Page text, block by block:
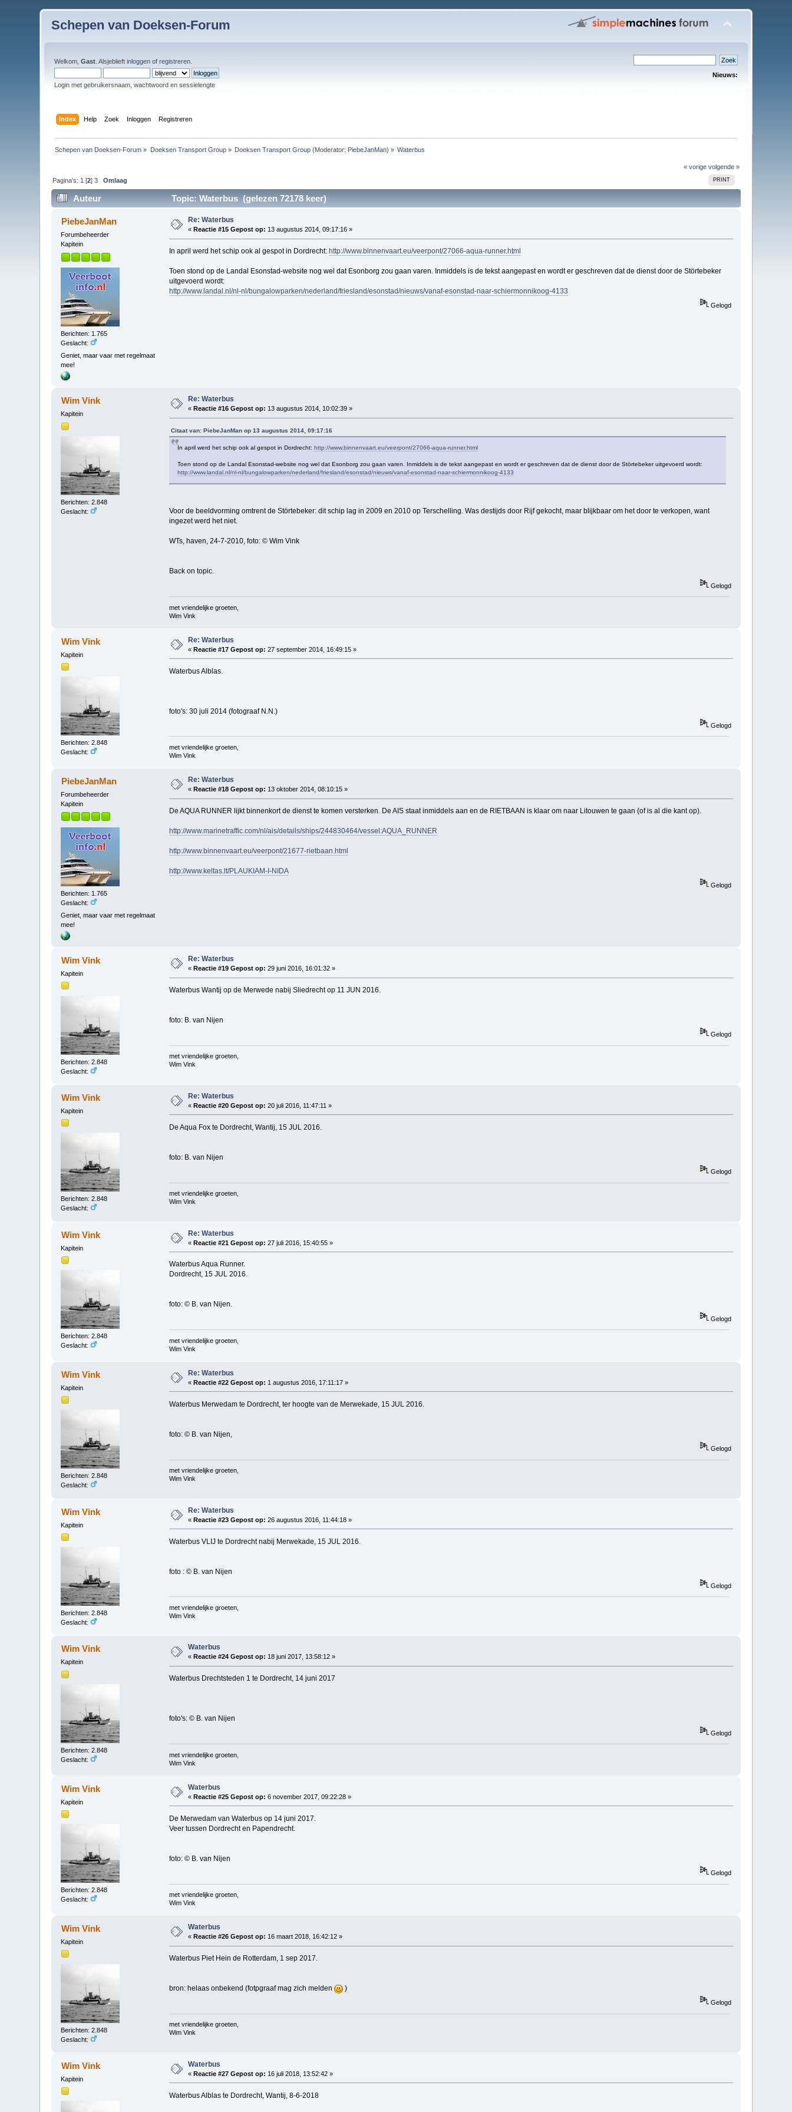
Schepen van Doeksen-Forum
Welkom,Gast . Alsjeblieftinloggen ofregistreren
Login met gebruikersnaam, wachtwoord en sessielengte
Nieuws:
Index Help Zoek Inloggen Registreren
Schepen van Doeksen-Forum » Doeksen Transport Group» Doeksen Transport Group (Moderator: PiebeJanMan) » Waterbus
« vorige volgende »
PRINT
Pagina's: 1 [2]3 Omlaag
Auteur Topic: Waterbus (gelezen 72178 keer)
PiebeJanMan
Forumbeheerder
Kapitein
Berichten: 1.765
Geslacht:
Geniet, maar vaar met regelmaat
mee!
Re: Waterbus
« Reactie #15 Gepost op: 13 augustus 2014, 09:17:16 »
In april werd het schip ook al gespot in Dordrecht: http://www.binnenvaart.eu/veerpont/27066-aqua-runner.html
Toen stond op de Landal Esonstad-website nog wel dat Esonborg zou gaan varen. Inmiddels is de tekst aangepast en wordt er geschreven dat de dienst door de Störtebeker
uitgevoerd wordt:
http://www.landal.nl/nl-nl/bungalowparken/nederland/friesland/esonstad/nieuws/vanaf-esonstad-naar-schiermonnikoog-4133
Gelogd
Wim Vink
Kapitein
Berichten: 2.848
Geslacht:
Re: Waterbus
« Reactie #16 Gepost op: 13 augustus 2014, 10:02:39 »
Citaat van: PiebeJanMan op 13 augustus 2014, 09:17:16
In april werd het schip ook al gespot in Dordrecht: http://www.binnenvaart.eu/veerpont/27066-aqua-runner.html
Toen stond op de Landal Esonstad-website nog wel dat Esonborg zou gaan varen. Inmiddels is de tekst aangepast en wordt er geschreven dat de dienst door de Störtebeker uitgevoerd wordt:
http://www.landal.nl/nl-nl/bungalowparken/nederland/friesland/esonstad/nieuws/vanaf-esonstad-naar-schiermonnikoog-4133
Voor de beeldvorming omtrent de Störtebeker: dit schip lag in 2009 en 2010 op Terschelling. Was destijds door Rijf gekocht, maar blijkbaar om het door te verkopen, want
ingezet werd het niet.
WTs, haven, 24-7-2010, foto: © Wim Vink
Back on topic.
Gelogd
met vriendelijke groeten,
Wim Vink
Wim Vink
Kapitein
Berichten: 2.848
Geslacht:
Re: Waterbus
«Reactie #17 Gepost op: 27 september 2014, 16:49:15 »
Waterbus Alblas.
foto's: 30 juli 2014 (fotograaf N.N.)
Gelogd
met vriendelijke groeten,
Wim Vink
PiebeJanMan
Forumbeheerder
Kapitein
Berichten: 1.765
Geslacht:
Geniet, maar vaar met regelmaat
mee!
Re: Waterbus
«Reactie #18 Gepost op: 13 oktober 2014, 08:10:15 »
De AQUA RUNNER lijkt binnenkort de dienst te komen versterken. De AIS staat inmiddels aan en de RIETBAAN is klaar om naar Litouwen te gaan (of is al die kant op).
http://www.marinetraffic.com/nl/ais/details/ships/244830464/vessel:AQUA_RUNNER
http://www.binnenvaart.eu/veerpont/21677-rietbaan.html
http://www.keltas.lt/PLAUKIAM-I-NIDA
Gelogd
Wim Vink
Kapitein
Berichten: 2.848
Geslacht:
Re: Waterbus
«Reactie #19 Gepost op: 29 juni 2016, 16:01:32 »
Waterbus Wantij op de Merwede nabij Sliedrecht op 11 JUN 2016.
foto: B. van Nijen
Gelogd
met vriendelijke groeten,
Wim Vink
Wim Vink
Kapitein
Berichten: 2.848
Geslacht:
Re: Waterbus
«Reactie #20 Gepost op: 20 juli 2016, 11:47:11 »
De Aqua Fox te Dordrecht, Wantij, 15 JUL 2016.
foto: B. van Nijen
Gelogd
met vriendelijke groeten,
Wim Vink
Wim Vink
Kapitein
Berichten: 2.848
Geslacht:
Re: Waterbus
«Reactie #21 Gepost op: 27 juli 2016, 15:40:55 »
Waterbus Aqua Runner.
Dordrecht, 15 JUL 2016.
foto: © B. van Nijen.
Gelogd
met vriendelijke groeten,
Wim Vink
Wim Vink
Kapitein
Berichten: 2.848
Geslacht:
Re: Waterbus
«Reactie #22 Gepost op: 1 augustus 2016, 17:11:17 »
Waterbus Merwedam te Dordrecht, ter hoogte van de Merwekade, 15 JUL 2016.
foto: © B. van Nijen,
Gelogd
met vriendelijke groeten,
Wim Vink
Wim Vink
Kapitein
Berichten: 2.848
Geslacht:
Re: Waterbus
«Reactie #23 Gepost op: 26 augustus 2016, 11:44:18 »
Waterbus VLIJ te Dordrecht nabij Merwekade, 15 JUL 2016.
foto : © B. van Nijen
Gelogd
met vriendelijke groeten,
Wim Vink
Wim Vink
Kapitein
Berichten: 2.848
Geslacht:
Waterbus
« Reactie #24 Gepost op: 18 juni 2017, 13:58:12 »
Waterbus Drechtsteden 1 te Dordrecht, 14 juni 2017
foto's: © B. van Nijen
Gelogd
met vriendelijke groeten,
Wim Vink
Wim Vink
Kapitein
Berichten: 2.848
Geslacht:
Waterbus
«Reactie #25 Gepost op: 6 november 2017, 09:22:28 »
De Merwedam van Waterbus op 14 juni 2017.
Veer tussen Dordrecht en Papendrecht.
foto: © B. van Nijen
Gelogd
met vriendelijke groeten,
Wim Vink
Wim Vink
Kapitein
Berichten: 2.848
Geslacht:
Waterbus
«Reactie #26 Gepost op: 16 maart 2018, 16:42:12 »
Waterbus Piet Hein de Rotterdam, 1 sep 2017.
bron: helaas onbekend (fotpgraaf mag zich melden )
Gelogd
met vriendelijke groeten,
Wim Vink
Wim Vink
Kapitein
Waterbus
«Reactie #27 Gepost op: 16 juli 2018, 13:52:42 »
Waterbus Alblas te Dordrecht, Wantij, 8-6-2018